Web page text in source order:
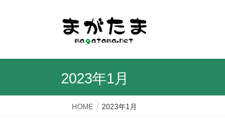
2023年1月
HOME 2023年1月